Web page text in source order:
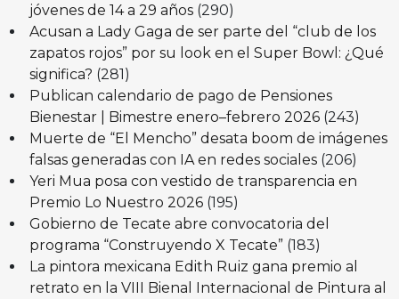
jóvenes de 14 a 29 años (290)
Acusan a Lady Gaga de ser parte del “club de los
zapatos rojos” por su look en el Super Bowl: ¿Qué
significa? (281)
Publican calendario de pago de Pensiones
Bienestar | Bimestre enero–febrero 2026 (243)
Muerte de “El Mencho” desata boom de imágenes
falsas generadas con IA en redes sociales (206)
Yeri Mua posa con vestido de transparencia en
Premio Lo Nuestro 2026 (195)
Gobierno de Tecate abre convocatoria del
programa “Construyendo X Tecate” (183)
La pintora mexicana Edith Ruiz gana premio al
retrato en la VIII Bienal Internacional de Pintura al